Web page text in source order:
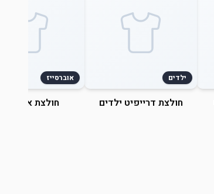
ילדים
חולצת דרייפיט ילדים
אוברסייז
חולצת